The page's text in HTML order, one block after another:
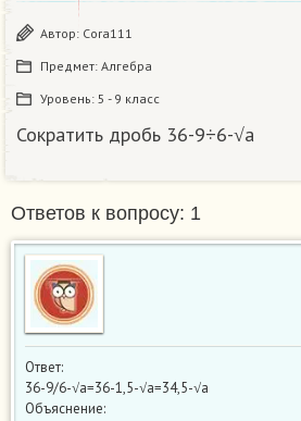
Автор: Cora111
Предмет: Алгебра
Уровень: 5 - 9 класс
Сократить дробь 36-9÷6-√a
Ответов к вопросу: 1
Ответ:
36-9/6-√a=36-1,5-√a=34,5-√a
Объяснение: